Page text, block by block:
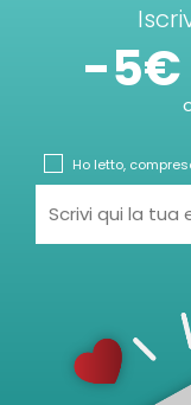
-5€
Ho letto,